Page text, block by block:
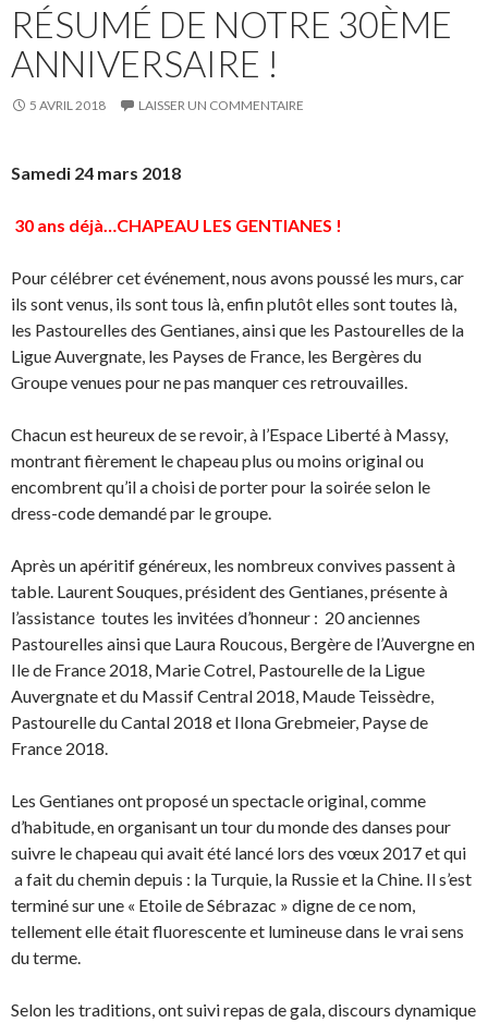
RÉSUMÉ DE NOTRE 30ÈME
ANNIVERSAIRE !
5 AVRIL 2018 LAISSER UN COMMENTAIRE
Samedi 24 mars 2018
30 ans déjà…CHAPEAU LES GENTIANES !
Pour célébrer cet événement, nous avons poussé les murs, car
ils sont venus, ils sont tous là, enfin plutôt elles sont toutes là,
les Pastourelles des Gentianes, ainsi que les Pastourelles de la
Ligue Auvergnate, les Payses de France, les Bergères du
Groupe venues pour ne pas manquer ces retrouvailles.
Chacun est heureux de se revoir, à l’Espace Liberté à Massy,
montrant fièrement le chapeau plus ou moins original ou
encombrent qu’il a choisi de porter pour la soirée selon le
dress-code demandé par le groupe.
Après un apéritif généreux, les nombreux convives passent à
table. Laurent Souques, président des Gentianes, présente à
l’assistance toutes les invitées d’honneur : 20 anciennes
Pastourelles ainsi que Laura Roucous, Bergère de l’Auvergne en
Ile de France 2018, Marie Cotrel, Pastourelle de la Ligue
Auvergnate et du Massif Central 2018, Maude Teissèdre,
Pastourelle du Cantal 2018 et Ilona Grebmeier, Payse de
France 2018.
Les Gentianes ont proposé un spectacle original, comme
d’habitude, en organisant un tour du monde des danses pour
suivre le chapeau qui avait été lancé lors des vœux 2017 et qui
a fait du chemin depuis : la Turquie, la Russie et la Chine. Il s’est
terminé sur une « Etoile de Sébrazac » digne de ce nom,
tellement elle était fluorescente et lumineuse dans le vrai sens
du terme.
Selon les traditions, ont suivi repas de gala, discours dynamique